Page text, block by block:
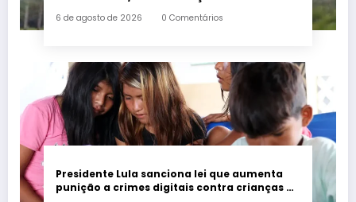
6 de agosto de 2026 0 Comentários
Presidente Lula sanciona lei que aumenta
punição a crimes digitais contra crianças é